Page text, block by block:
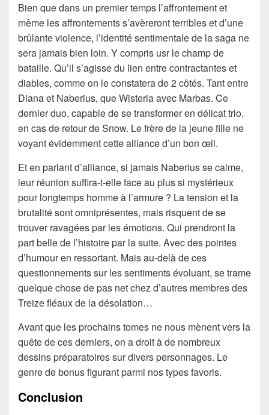
Bien que dans un premier temps l’affrontement et
même les affrontements s’avèreront terribles et d’une
brûlante violence, l’identité sentimentale de la saga ne
sera jamais bien loin. Y compris usr le champ de
bataille. Qu’il s’agisse du lien entre contractantes et
diables, comme on le constatera de 2 côtés. Tant entre
Diana et Naberius, que Wisteria avec Marbas. Ce
dernier duo, capable de se transformer en délicat trio,
en cas de retour de Snow. Le frère de la jeune fille ne
voyant évidemment cette alliance d’un bon œil.
Et en parlant d’alliance, si jamais Naberius se calme,
leur réunion suffira-t-elle face au plus si mystérieux
pour longtemps homme à l’armure ? La tension et la
brutalité sont omniprésentes, mais risquent de se
trouver ravagées par les émotions. Qui prendront la
part belle de l’histoire par la suite. Avec des pointes
d’humour en ressortant. Mais au-delà de ces
questionnements sur les sentiments évoluant, se trame
quelque chose de pas net chez d’autres membres des
Treize fléaux de la désolation…
Avant que les prochains tomes ne nous mènent vers la
quête de ces derniers, on a droit à de nombreux
dessins préparatoires sur divers personnages. Le
genre de bonus figurant parmi nos types favoris.
Conclusion